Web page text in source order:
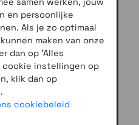
en persoonlijke
Als je zo optimaal
maken van onze
dan op 'Alles
instellingen op
klik dan op
cookiebeleid